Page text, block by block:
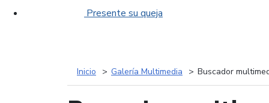
Presente su queja
Inicio Galería Multimedia Buscador